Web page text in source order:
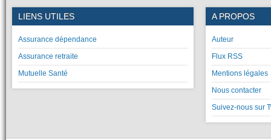
LIENS UTILES
Assurance dépendance
Assurance retraite
Mutuelle Santé
A PROPOS
Auteur
Flux RSS
Mentions légales
Nous contacter
Suivez-nous sur